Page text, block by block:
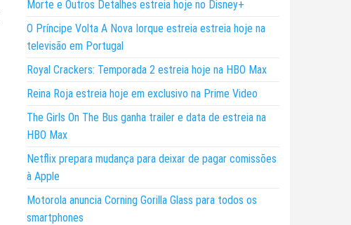
Morte e Outros Detalhes estreia hoje no Disney+
O Príncipe Volta A Nova Iorque estreia estreia hoje na
televisão em Portugal
Royal Crackers: Temporada 2 estreia hoje na HBO Max
Reina Roja estreia hoje em exclusivo na Prime Video
The Girls On The Bus ganha trailer e data de estreia na
HBO Max
Netflix prepara mudança para deixar de pagar comissões
à Apple
Motorola anuncia Corning Gorilla Glass para todos os
smartphones